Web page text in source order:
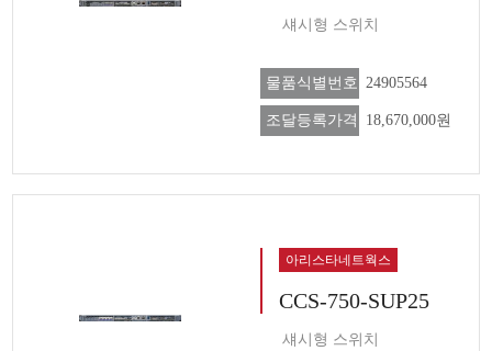
섀시형 스위치
물품식별번호 24905564
조달등록가격 18,670,000원
아리스타네트웍스
CCS-750-SUP25
섀시형 스위치